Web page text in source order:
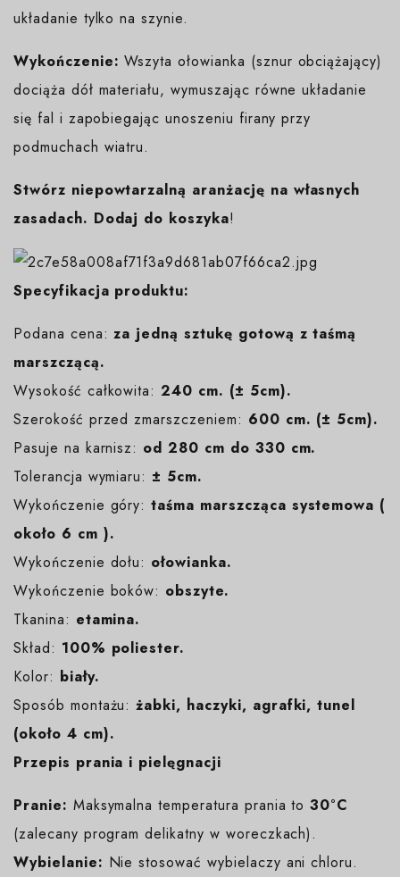
układanie tylko na szynie.
Wykończenie: Wszyta ołowianka (sznur obciążający)
dociąża dół materiału, wymuszając równe układanie
się fal i zapobiegając unoszeniu firany przy
podmuchach wiatru.
Stwórz niepowtarzalną aranżację na własnych
zasadach. Dodaj do koszyka!
Specyfikacja produktu:
Podana cena: za jedną sztukę gotową z taśmą
marszczącą.
Wysokość całkowita: 240 cm. (± 5cm).
Szerokość przed zmarszczeniem: 600 cm. (± 5cm).
Pasuje na karnisz: od 280 cm do 330 cm.
Tolerancja wymiaru: ± 5cm.
Wykończenie góry:taśma marszcząca systemowa (
około 6 cm ).
Wykończenie dołu: ołowianka.
Wykończenie boków: obszyte.
Tkanina: etamina.
Skład: 100% poliester.
Kolor: biały.
Sposób montażu:żabki, haczyki, agrafki, tunel
(około 4 cm).
Przepis prania i pielęgnacji
Pranie: Maksymalna temperatura prania to30°C
(zalecany program delikatny w woreczkach).
Wybielanie: Nie stosować wybielaczy ani chloru.